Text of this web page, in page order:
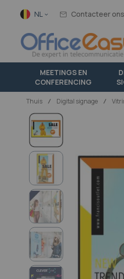
Taal NL Contacteer
MEETINGS EN
CONFERENCING
Thuis digital signage
Ga
naar
het
einde
van
afbeeldingen-
gallerij